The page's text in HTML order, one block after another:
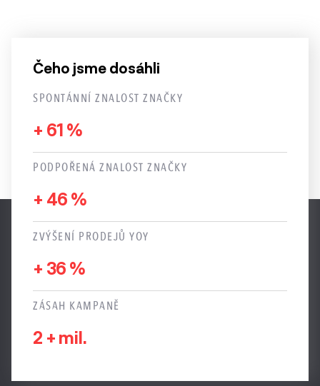
Čeho jsme dosáhli
SPONTÁNNÍ ZNALOST ZNAČKY
+ 61 %
PODPOŘENÁ ZNALOST ZNAČKY
+ 46 %
ZVÝŠENÍ PRODEJŮ YOY
+ 36 %
ZÁSAH KAMPANĚ
2 + mil.